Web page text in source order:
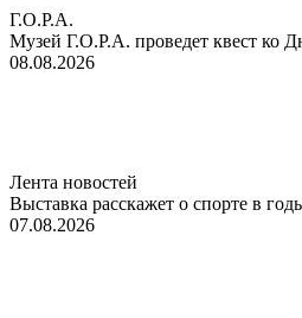
Г.О.Р.А.
Музей Г.О.Р.А. проведет квест ко
08.08.2026
Лента новостей
Выставка расскажет о спорте в
07.08.2026